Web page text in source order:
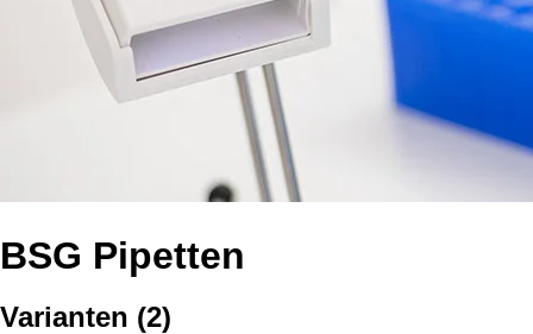
BSG Pipetten
Varianten (2)